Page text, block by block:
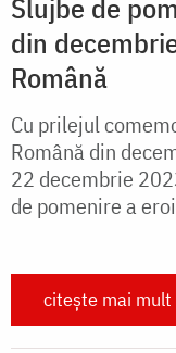
Slujbe de
din
Română
Cu prilejul
Română din
22 decembrie
de pomenire a
citește mai mult